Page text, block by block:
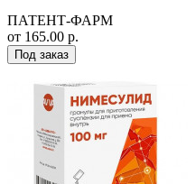
ПАТЕНТ-ФАРМ
от 165.00 р.
Под заказ